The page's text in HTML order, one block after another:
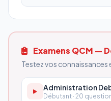
Examens QCM —
Testez vos
Administration
Débutant · 20